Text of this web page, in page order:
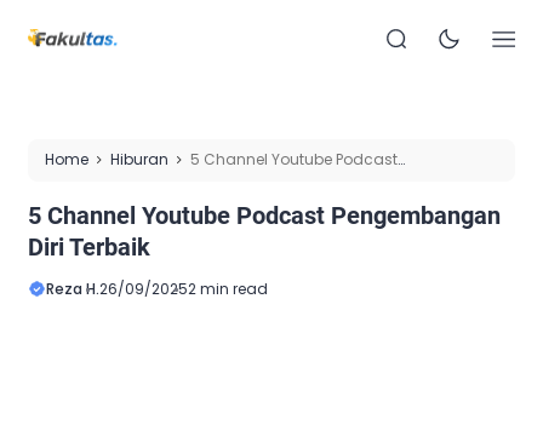
Home Hiburan
5 Channel Youtube Podcast
5 Channel Youtube Podcast Pengembangan
Diri Terbaik
Reza H.26/09/20252 min read